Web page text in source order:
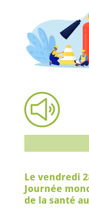
Le vendredi
Journée
de la santé